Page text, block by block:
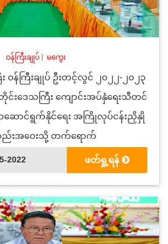
ဝန်ကြီးချုပ်| မကွေး
ဝန်ကြီးချုပ် ဦးတင့်လွင် ၂၀၂၂-၂၀၂၃
းဒေသကြီး ကျောင်းအပ်နှံရေးသီတင်
ဆောင်ရွက်နိုင်ရေး အကြိုလုပ်ငန်းညှိနှို
ည်းအဝေးသို့ တက်ရောက်
2022 ဖတ်ရှု့ရန်